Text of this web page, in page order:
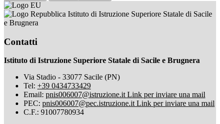
Istituto di Istruzione Superiore Statale di Sacile
e Brugnera
Contatti
Istituto di Istruzione Superiore Statale di Sacile e Brugnera
Via Stadio - 33077 Sacile (PN)
Tel: +39 0434733429
Email: pnis006007@istruzione.it Link per inviare una mail
PEC: pnis006007@pec.istruzione.it Link per inviare una mail
C.F.: 91007780934